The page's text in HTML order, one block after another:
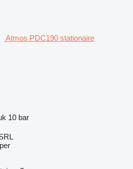
Atmos PDC190 stationaire
10 bar